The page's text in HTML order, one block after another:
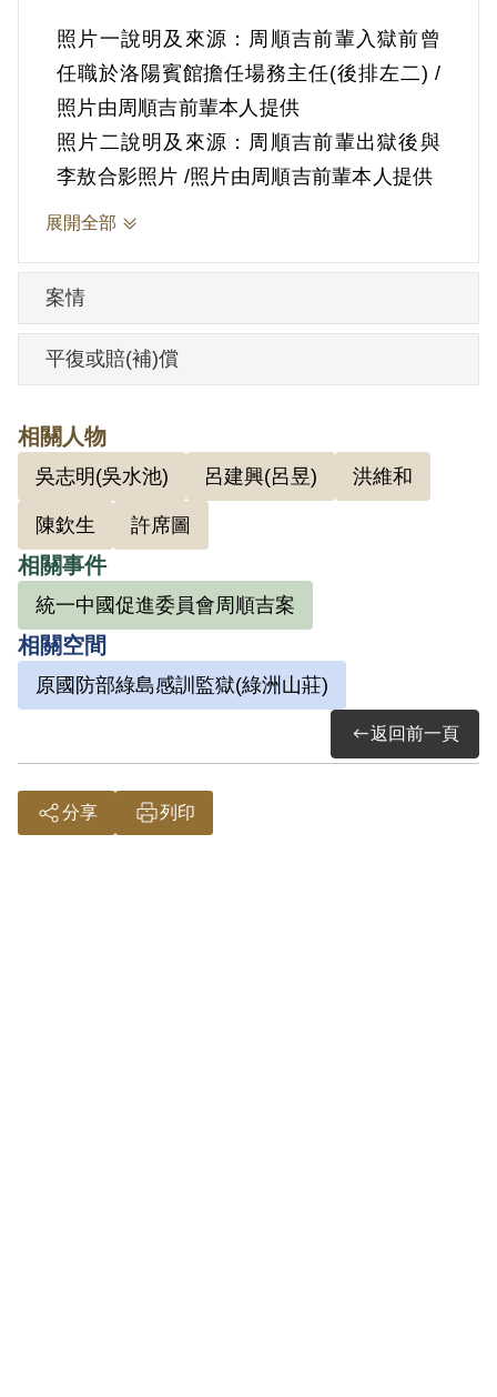
第1項「意圖以非法之方法顛覆政府而著手
實行」判處無期徒刑，全部財產除酌留其
家屬必需生活費外沒收。1975年經臺灣警
備總司令部裁定減處有期徒刑15年。1984
年2月12日刑滿開釋。
過予以補償。補償理由為判決理由所採其
與呂建興、莊信男等3人之自白，均經其等
於審理中為刑求之抗辯，且審判庭除未准
關人證。然獲案之鈐記等物證，無法證明
該「統中會」即係以推翻政府為宗旨之叛
亂組織，難認其等3人有意圖以非法之方法
顛覆政府而著手實行，故認非有實據。
2019年5月經促轉會公告撤銷判決處分。
照片一說明及來源：周順吉前輩入獄前曾
任職於洛陽賓館擔任場務主任(後排左二) /
照片由周順吉前輩本人提供
照片二說明及來源：周順吉前輩出獄後與
李敖合影照片 /照片由周順吉前輩本人提供
展開全部
案情
平復或賠(補)償
相關人物
吳志明(吳水池) 呂建興(呂昱) 洪維和
陳欽生 許席圖
相關事件
統一中國促進委員會周順吉案
相關空間
原國防部綠島感訓監獄(綠洲山莊)
返回前一頁
分享 列印